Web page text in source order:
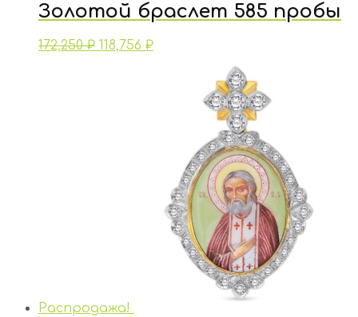
Золотой браслет 585 пробы
172,250₽ 118,756 ₽
Распродажа!